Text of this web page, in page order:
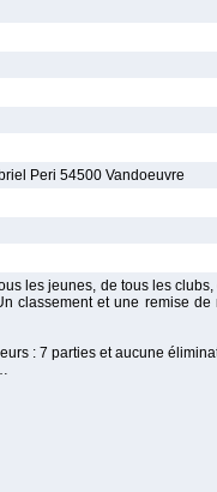
Peri 54500 Vandoeuvre
les jeunes, de tous les
classement et une remise
: 7 parties et aucune